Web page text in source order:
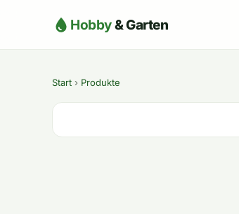
Hobby& Garten
Start › Produkte